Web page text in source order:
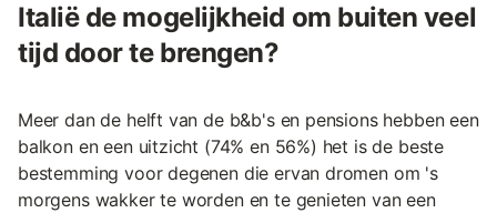
Italië de mogelijkheid om buiten veel
tijd door te brengen?
Meer dan de helft van de b&b's en pensions hebben een
balkon en een uitzicht (74% en 56%) het is de beste
bestemming voor degenen die ervan dromen om 's
morgens wakker te worden en te genieten van een